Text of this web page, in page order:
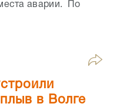
аварии. По
в Волге